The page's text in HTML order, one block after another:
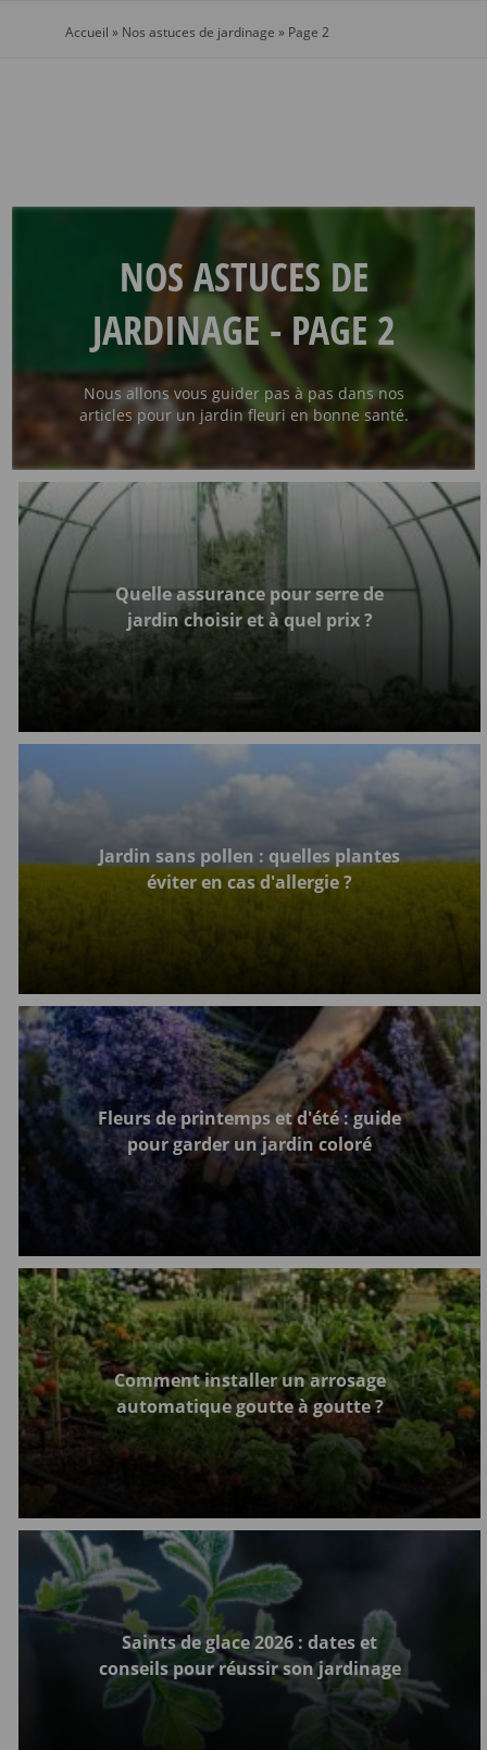
Accueil » Nos astuces de jardinage » Page 2
NOS ASTUCES DE
JARDINAGE - PAGE 2
Nous allons vous guider pas à pas dans nos
articles pour un jardin fleuri en bonne santé.
Quelle assurance pour serre de
jardin choisir et à quel prix ?
Jardin sans pollen : quelles plantes
éviter en cas d'allergie ?
Fleurs de printemps et d'été : guide
pour garder un jardin coloré
Comment installer un arrosage
automatique goutte à goutte ?
Saints de glace 2026 : dates et
conseils pour réussir son jardinage